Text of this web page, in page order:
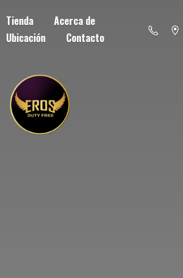
Tienda
Acerca de
Ubicación
Contacto